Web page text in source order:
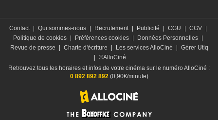
Contact | Qui sommes-nous | Recrutement | Publicité | CGU | CGV |
Politique de cookies | Préférences cookies | Données Personnelles |
Revue de presse
| Charte d'écriture | Les services AlloCiné | Gérer Utiq
| ©AlloCiné
Retrouvez tous les horaires et infos de votre cinéma sur le numéro AlloCiné :
0 892 892 892(0,90€/minute)